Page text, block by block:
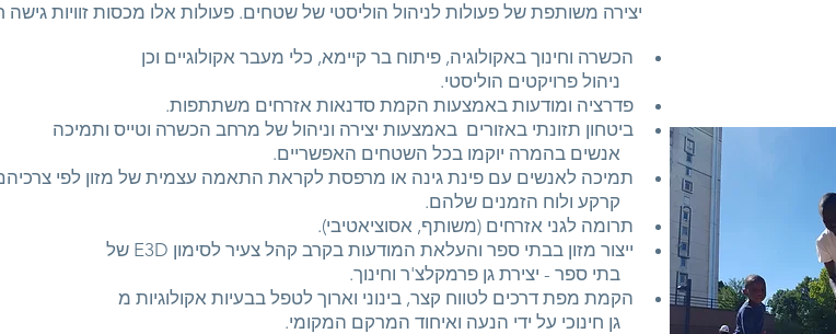
יצירה משותפת של פעולות לניהול הוליסטי של שטחים. פעולות אלו מכסות זוויות גישה
הכשרה וחינוך באקולוגיה, פיתוח בר קיימא, כלי מעבר אקולוגיים וכן
ניהול פרויקטים הוליסטי.
פדרציה ומודעות באמצעות הקמת סדנאות אזרחים משתתפות.
ביטחון תזונתי באזורים באמצעות יצירה וניהול של מרחב הכשרה וטייס ותמיכה
אנשים בהמרה יוקמו בכל השטחים האפשריים.
תמיכה לאנשים עם פינת גינה או מרפסת לקראת התאמה עצמית של מזון לפי
קרקע ולוח הזמנים שלהם.
תרומה לגני אזרחים (משותף, אסוציאטיבי).
ייצור מזון בבתי ספר והעלאת המודעות בקרב קהל צעיר לסימון E3D של
בתי ספר - יצירת גן פרמקלצ'ר וחינוך.
הקמת מפת דרכים לטווח קצר, בינוני וארוך לטפל בבעיות אקולוגיות מ
גן חינוכי על ידי הנעה ואיחוד המרקם המקומי.